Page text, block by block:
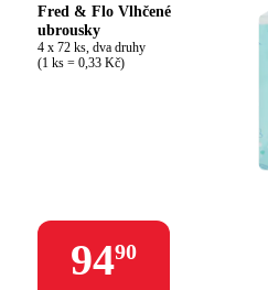
Fred & Flo Vlhčené
ubrousky
4 x 72 ks, dva druhy
(1 ks = 0,33 Kč)
9490